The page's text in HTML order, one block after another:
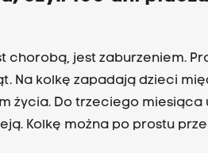
chorobą, jest zaburzeniem.
Na kolkę zapadają dzieci
życia. Do trzeciego miesiąca
Kolkę można po prostu